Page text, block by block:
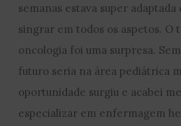
semanas estava super
singrar em todos os aspetos. O
oncologia foi uma surpresa.
futuro seria na área pediátrica
oportunidade surgiu e acabei
especializar em enfermagem